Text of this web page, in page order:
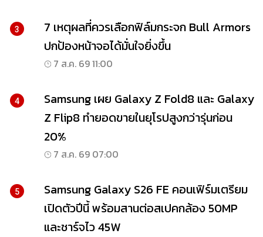
3
7 เหตุผลที่ควรเลือกฟิล์มกระจก Bull Armors
ปกป้องหน้าจอได้มั่นใจยิ่งขึ้น
7 ส.ค. 69 11:00
4
Samsung เผย Galaxy Z Fold8 และ Galaxy
Z Flip8 ทำยอดขายในยุโรปสูงกว่ารุ่นก่อน
20%
7 ส.ค. 69 07:00
5
Samsung Galaxy S26 FE คอนเฟิร์มเตรียม
เปิดตัวปีนี้ พร้อมสานต่อสเปคกล้อง 50MP
และชาร์จไว 45W